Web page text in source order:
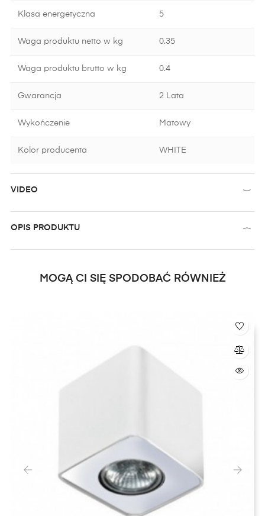
Klasa energetyczna 5
Waga produktu netto w kg 0.35
Waga produktu brutto w kg 0.4
Gwarancja 2 Lata
Wykończenie Matowy
Kolor producenta WHITE
VIDEO
OPIS PRODUKTU
MOGĄ CI SIĘ SPODOBAĆ RÓWNIEŻ